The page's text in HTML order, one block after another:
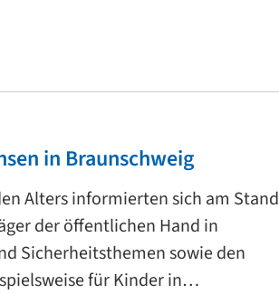
in Braunschweig
Alters informierten sich am Stand
der öffentlichen Hand in
Sicherheitsthemen sowie den
für Kinder in…